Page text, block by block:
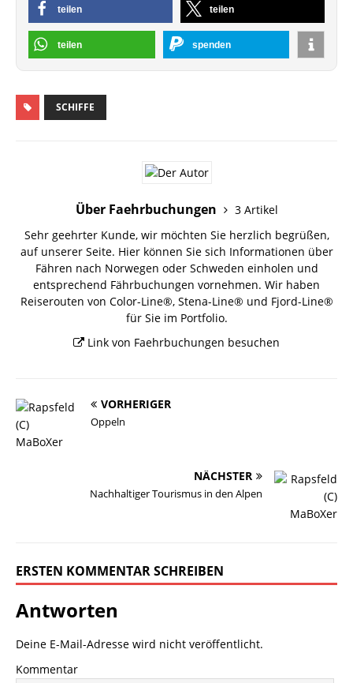
teilen teilen
teilen spenden
SCHIFFE
Über Faehrbuchungen
3 Artikel
Sehr geehrter Kunde, wir möchten Sie herzlich begrüßen,
auf unserer Seite. Hier können Sie sich Informationen über
Fähren nach Norwegen oder Schweden einholen und
entsprechend Fährbuchungen vornehmen. Wir haben
Reiserouten von Color-Line®, Stena-Line® und Fjord-Line®
für Sie im Portfolio.
Link von Faehrbuchungen besuchen
VORHERIGER
Oppeln
NÄCHSTER
Nachhaltiger Tourismus in den Alpen
ERSTEN KOMMENTAR SCHREIBEN
Antworten
Deine E-Mail-Adresse wird nicht veröffentlicht.
Kommentar